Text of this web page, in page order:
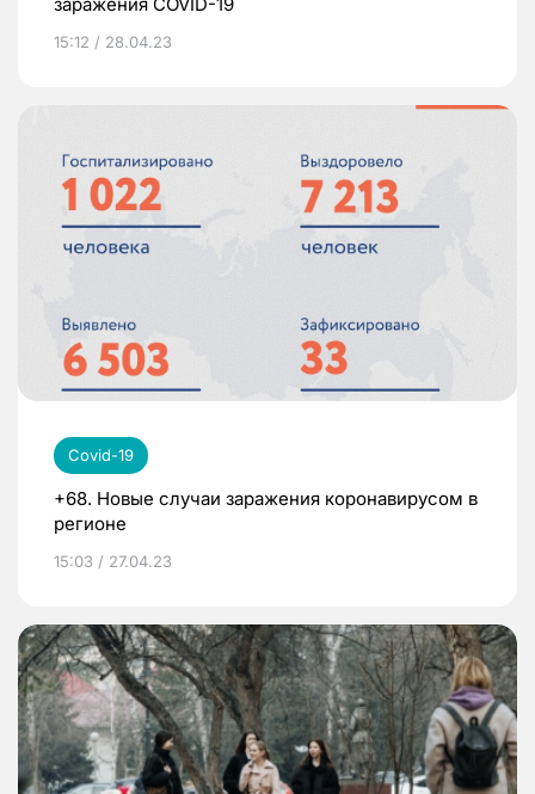
15:12 / 28.04.23
Covid-19
+68. Новые случаи заражения коронавирусом в
регионе
15:03 / 27.04.23